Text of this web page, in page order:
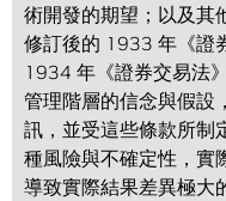
術開發的期望；以及其
修訂後的 1933 年《證
1934 年《證券交易法
管理階層的信念與假設
訊，並受這些條款所制
種風險與不確定性，實
導致實際結果差異極大